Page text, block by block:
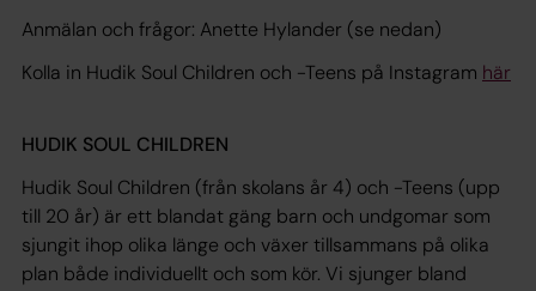
Anmälan och frågor: Anette Hylander (se nedan)
Kolla in Hudik Soul Children och -Teens på Instagram här
HUDIK SOUL CHILDREN
Hudik Soul Children (från skolans år 4) och -Teens (upp
till 20 år) är ett blandat gäng barn och undgomar som
sjungit ihop olika länge och växer tillsammans på olika
plan både individuellt och som kör. Vi sjunger bland